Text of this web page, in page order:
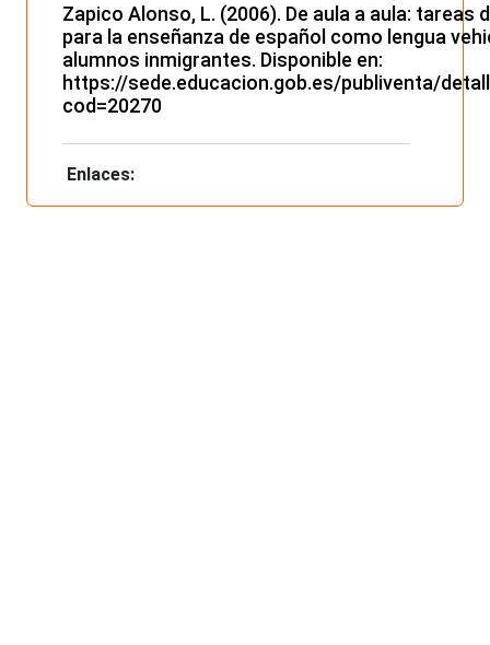
Zapico Alonso, L. (2006). De aula a aula: tareas
para la enseñanza de español como lengua
alumnos inmigrantes. Disponible en:
https://sede.educacion.gob.es/publiventa/
cod=20270
Enlaces: